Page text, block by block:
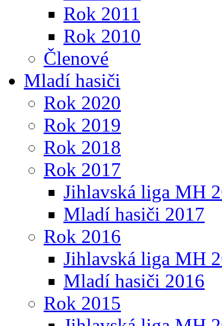
Rok 2011
Rok 2010
Členové
Mladí hasiči
Rok 2020
Rok 2019
Rok 2018
Rok 2017
Jihlavská liga MH
Mladí hasiči 2017
Rok 2016
Jihlavská liga MH
Mladí hasiči 2016
Rok 2015